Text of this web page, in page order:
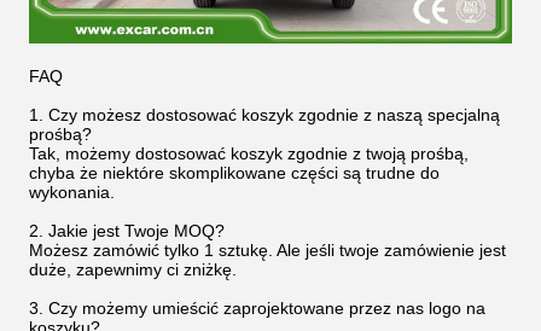
FAQ
1. Czy możesz dostosować koszyk zgodnie z naszą specjalną
prośbą?
Tak, możemy dostosować koszyk zgodnie z twoją prośbą,
chyba że niektóre skomplikowane części są trudne do
wykonania.
2. Jakie jest Twoje MOQ?
Możesz zamówić tylko 1 sztukę. Ale jeśli twoje zamówienie jest
duże, zapewnimy ci zniżkę.
3. Czy możemy umieścić zaprojektowane przez nas logo na